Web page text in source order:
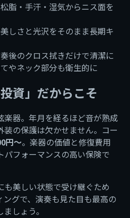
松脂・手汗・湿気からニス面を
美しさと光沢をそのまま長期キ
奏後のクロス拭きだけで清潔に
てやネック部分も衛生的に
資」だからこそ
楽器。年月を経るほど音が熟成
装の保護は欠かせません。コー
円〜。楽器の価値と修復費用
パフォーマンスの高い保険で
も美しい状態で受け継ぐため
ングで、演奏も見た目も最高の
しょう。